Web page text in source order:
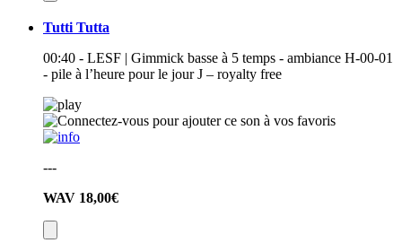
Tutti Tutta
00:40 - LESF | Gimmick basse à 5 temps - ambiance H-00-01
- pile à l’heure pour le jour J – royalty free
---
WAV 18,00€